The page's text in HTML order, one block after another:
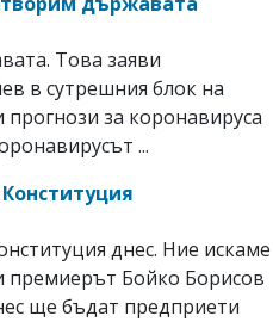
Toва заяви
в сутрешния блок на
за коронавируса
...
днес. Ние искаме
премиерът Бойко Борисов
ще бъдат предприети